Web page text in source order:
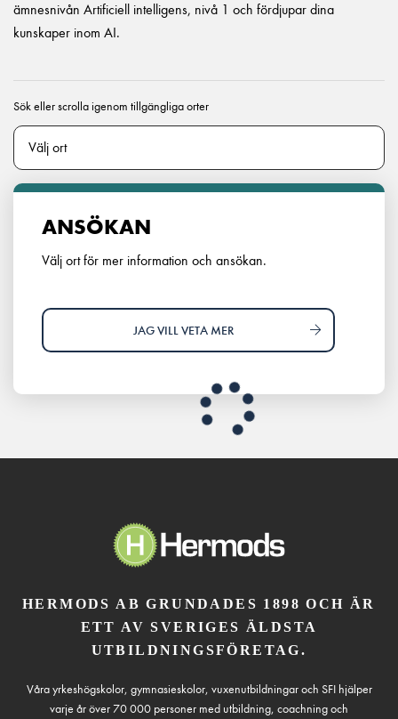
ämnesnivån Artificiell intelligens, nivå 1 och fördjupar dina
kunskaper inom AI.
Sök eller scrolla igenom tillgängliga orter
ANSÖKAN
Välj ort för mer information och ansökan.
JAG VILL VETA MER
HERMODS AB GRUNDADES 1898 OCH ÄR
ETT AV SVERIGES ÄLDSTA
UTBILDNINGSFÖRETAG.
Våra yrkeshögskolor, gymnasieskolor, vuxenutbildningar och SFI hjälper
varje år över 70 000 personer med utbildning, coachning och